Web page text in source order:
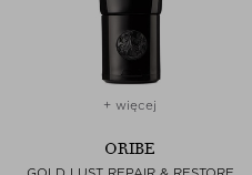
+ więcej
ORIBE